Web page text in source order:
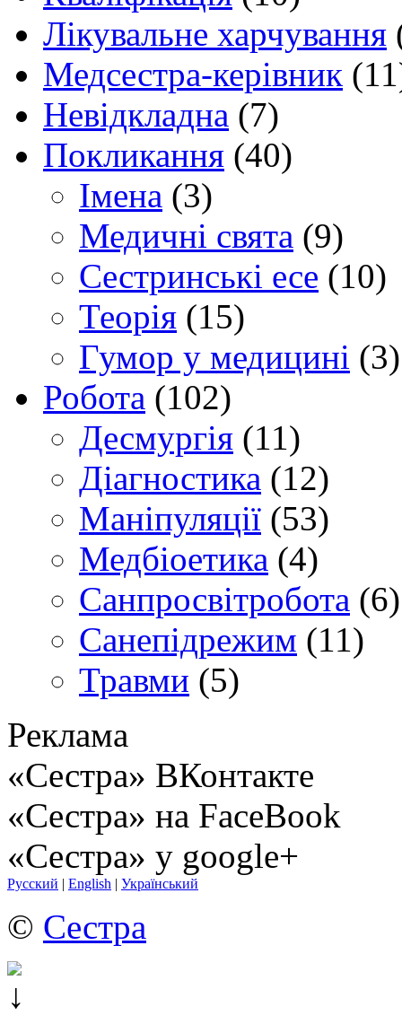
Лікувальне харчування
Медсестра-керівник
Невідкладна (7)
Покликання (40)
Імена (3)
Медичні свята (9)
Сестринські есе (10)
Теорія (15)
Гумор у медицині (3)
Робота (102)
Десмургія (11)
Діагностика (12)
Маніпуляції (53)
Медбіоетика (4)
Санпросвітробота (6)
Санепідрежим (11)
Травми (5)
Реклама
«Сестра» ВКонтакте
«Сестра» на FaceBook
«Сестра» у google+
Русский | English | Український
© Сестра